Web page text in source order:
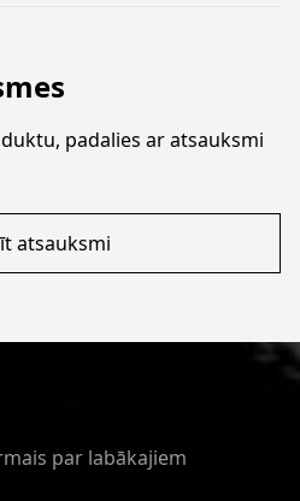
padalies ar atsauksmi
atsauksmi
par labākajiem